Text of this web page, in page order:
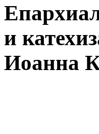
и
Иоанна